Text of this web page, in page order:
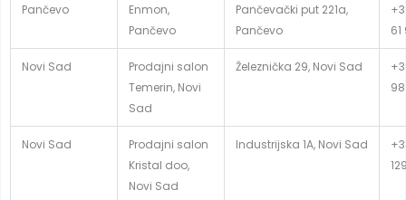
Pančevo
Enmon,
Pančevo
Pančevački put 221a,
Pančevo
Novi Sad
Prodajni salon
Temerin, Novi
Sad
Železnička 29, Novi Sad
Novi Sad
Prodajni salon
Kristal doo,
Novi Sad
Industrijska 1A, Novi Sad